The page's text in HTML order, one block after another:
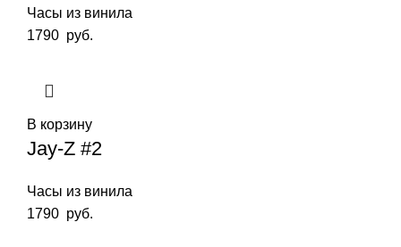
Часы из винила
1790 руб.
В корзину
Jay-Z #2
Часы из винила
1790 руб.